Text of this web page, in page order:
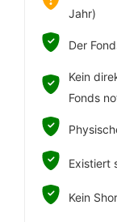
Jahr)
Der
Kein
Fonds
Existiert
Kein